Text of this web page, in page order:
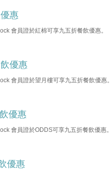
惠
會員證於紅棉可享九五折餐飲優惠。
優惠
會員證於望月樓可享九五折餐飲優惠。
優惠
會員證於ODDS可享九五折餐飲優惠。
優惠